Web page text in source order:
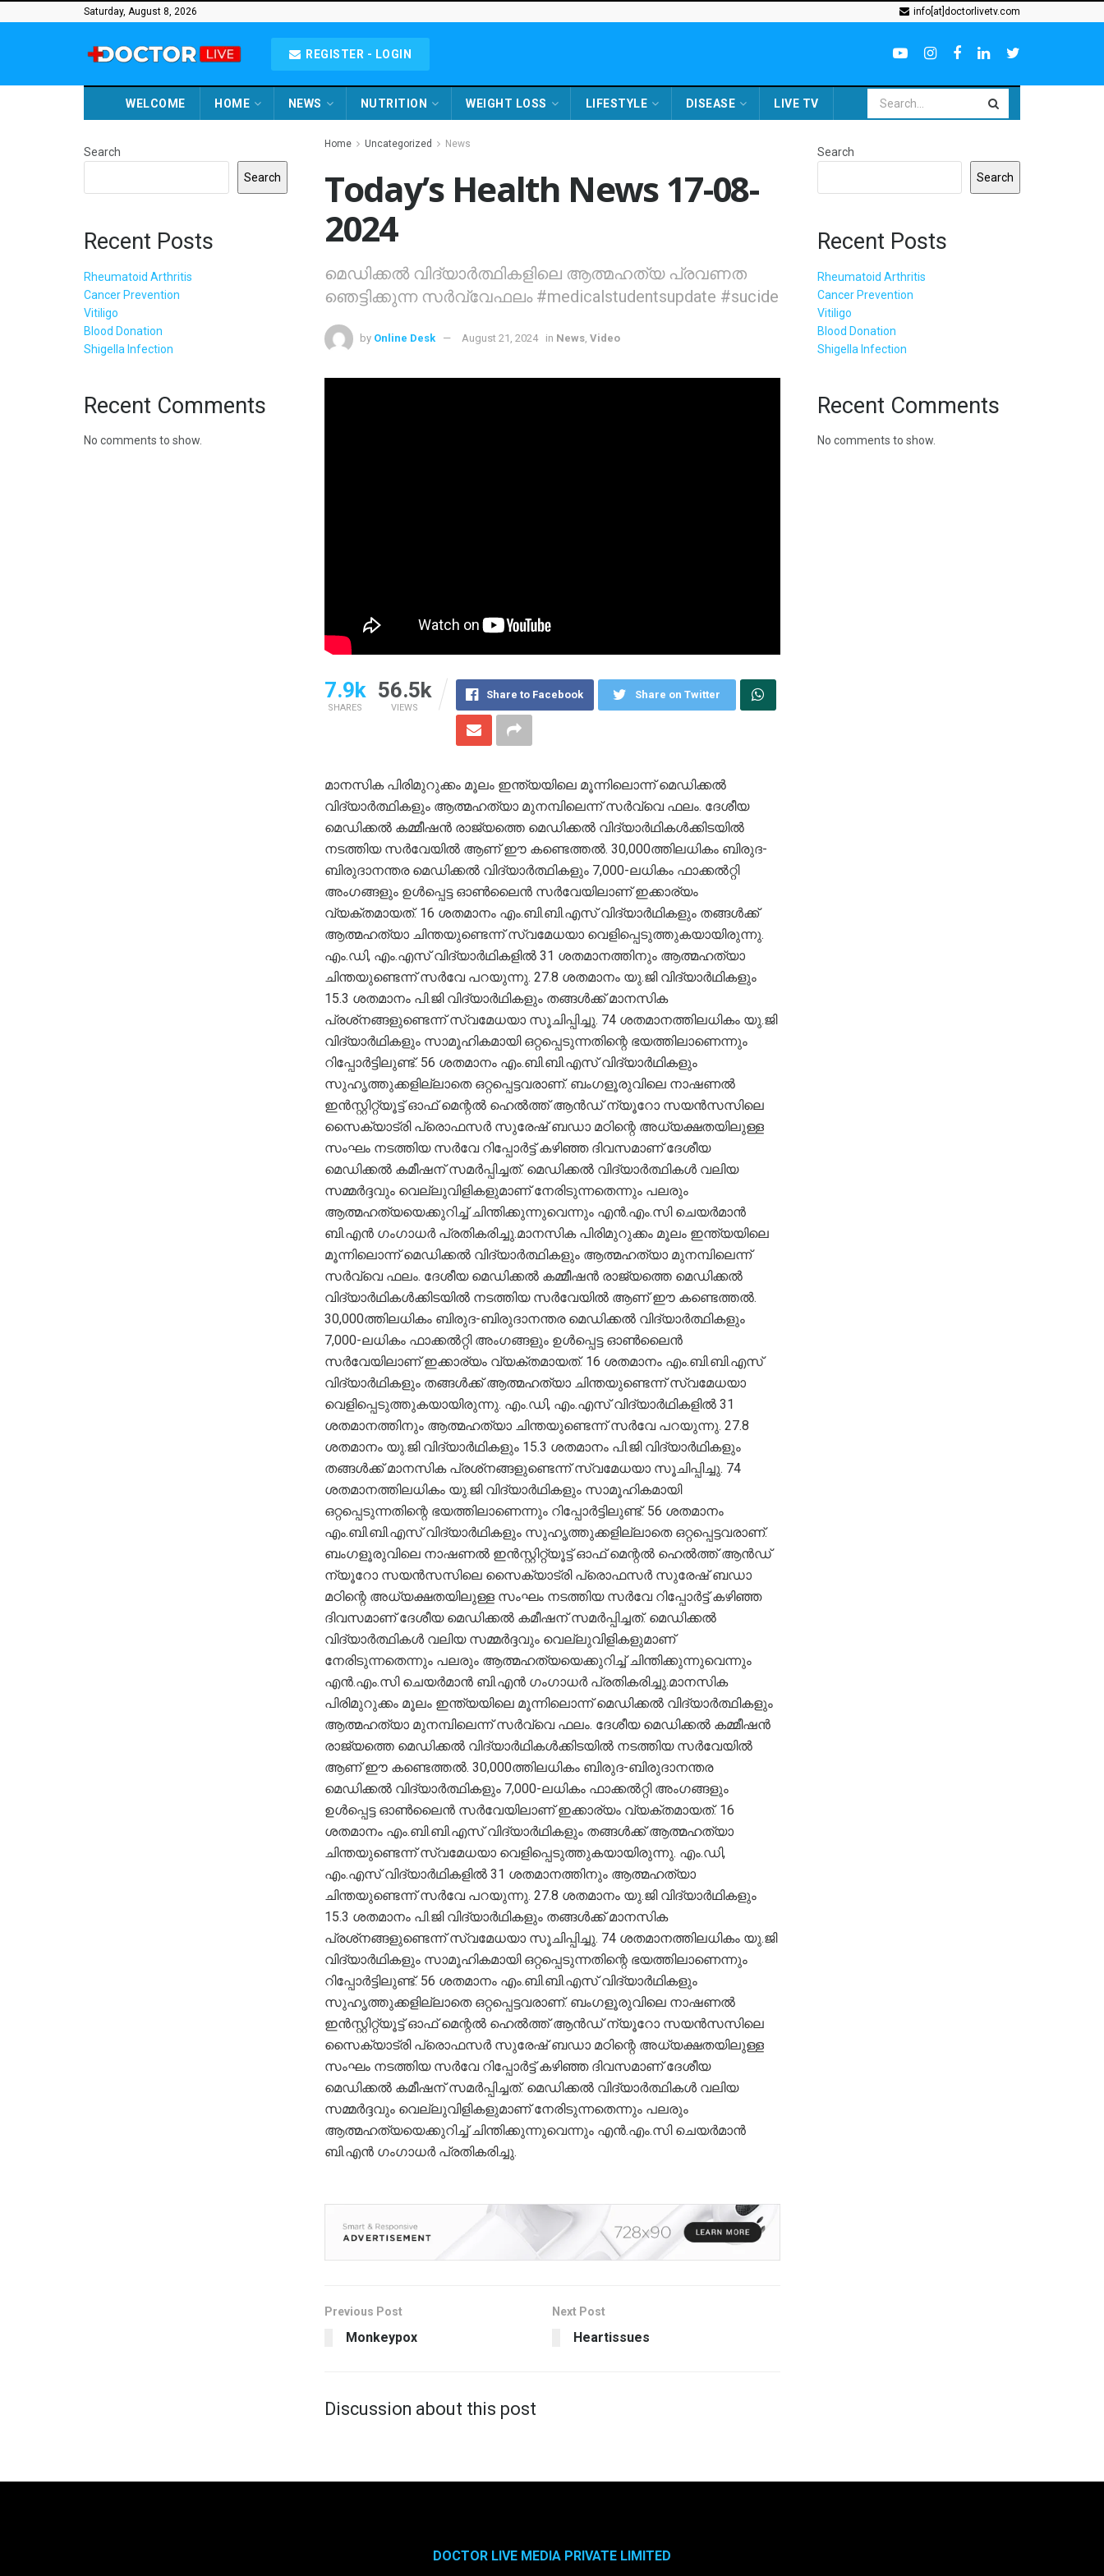
Saturday, August 8, 2026 info[at]doctorlivetv.com
REGISTER - LOGIN
WELCOME HOME NEWS NUTRITION WEIGHT LOSS LIFESTYLE DISEASE LIVE TV
Home Uncategorized News
Today’s Health News 17-08-
2024
മെഡിക്കൽ വിദ്യാർത്ഥികളിലെ ആത്മഹത്യ പ്രവണത
ഞെട്ടിക്കുന്ന സർവ്വേഫലം #medicalstudentsupdate #sucide
by Online Desk August 21, 2024 in News, Video
7.9k
SHARES
56.5k
VIEWS
Share to Facebook Share on Twitter
മാനസിക പിരിമുറുക്കം മൂലം ഇന്ത്യയിലെ മൂന്നിലൊന്ന് മെഡിക്കൽ
വിദ്യാർത്ഥികളും ആത്മഹത്യാ മുനമ്പിലെന്ന് സർവ്വെ ഫലം. ദേശീയ
മെഡിക്കൽ കമ്മീഷൻ രാജ്യത്തെ മെഡിക്കൽ വിദ്യാർഥികൾക്കിടയിൽ
നടത്തിയ സർവേയിൽ ആണ് ഈ കണ്ടെത്തൽ. 30,000ത്തിലധികം ബിരുദ-
ബിരുദാനന്തര മെഡിക്കൽ വിദ്യാർത്ഥികളും 7,000-ലധികം ഫാക്കൽറ്റി
അംഗങ്ങളും ഉൾപ്പെട്ട ഓൺലൈൻ സർവേയിലാണ് ഇക്കാര്യം
വ്യക്തമായത്. 16 ശതമാനം എം.ബി.ബി.എസ് വിദ്യാർഥികളും തങ്ങൾക്ക്
ആത്മഹത്യാ ചിന്തയുണ്ടെന്ന് സ്വമേധയാ വെളിപ്പെടുത്തുകയായിരുന്നു.
എം.ഡി, എം.എസ് വിദ്യാർഥികളിൽ 31 ശതമാനത്തിനും ആത്മഹത്യാ
ചിന്തയുണ്ടെന്ന് സർവേ പറയുന്നു. 27.8 ശതമാനം യു.ജി വിദ്യാർഥികളും
15.3 ശതമാനം പി.ജി വിദ്യാർഥികളും തങ്ങൾക്ക് മാനസിക
പ്രശ്‌നങ്ങളുണ്ടെന്ന് സ്വമേധയാ സൂചിപ്പിച്ചു. 74 ശതമാനത്തിലധികം യു.ജി
വിദ്യാർഥികളും സാമൂഹികമായി ഒറ്റപ്പെടുന്നതിന്റെ ഭയത്തിലാണെന്നും
റിപ്പോർട്ടിലുണ്ട്. 56 ശതമാനം എം.ബി.ബി.എസ് വിദ്യാർഥികളും
സുഹൃത്തുക്കളില്ലാതെ ഒറ്റപ്പെട്ടവരാണ്. ബംഗളൂരുവിലെ നാഷണൽ
ഇൻസ്റ്റിറ്റ്യൂട്ട് ഓഫ് മെന്റൽ ഹെൽത്ത് ആൻഡ് ന്യൂറോ സയൻസസിലെ
സൈക്യാട്രി പ്രൊഫസർ സുരേഷ് ബഡാ മഠിന്റെ അധ്യക്ഷതയിലുള്ള
സംഘം നടത്തിയ സർവേ റിപ്പോർട്ട് കഴിഞ്ഞ ദിവസമാണ് ദേശീയ
മെഡിക്കൽ കമീഷന് സമർപ്പിച്ചത്. മെഡിക്കൽ വിദ്യാർത്ഥികൾ വലിയ
സമ്മർദ്ദവും വെല്ലുവിളികളുമാണ് നേരിടുന്നതെന്നും പലരും
ആത്മഹത്യയെക്കുറിച്ച് ചിന്തിക്കുന്നുവെന്നും എൻ.എം.സി ചെയർമാൻ
ബി.എൻ ഗംഗാധർ പ്രതികരിച്ചു.മാനസിക പിരിമുറുക്കം മൂലം ഇന്ത്യയിലെ
മൂന്നിലൊന്ന് മെഡിക്കൽ വിദ്യാർത്ഥികളും ആത്മഹത്യാ മുനമ്പിലെന്ന്
സർവ്വെ ഫലം. ദേശീയ മെഡിക്കൽ കമ്മീഷൻ രാജ്യത്തെ മെഡിക്കൽ
വിദ്യാർഥികൾക്കിടയിൽ നടത്തിയ സർവേയിൽ ആണ് ഈ കണ്ടെത്തൽ.
30,000ത്തിലധികം ബിരുദ-ബിരുദാനന്തര മെഡിക്കൽ വിദ്യാർത്ഥികളും
7,000-ലധികം ഫാക്കൽറ്റി അംഗങ്ങളും ഉൾപ്പെട്ട ഓൺലൈൻ
സർവേയിലാണ് ഇക്കാര്യം വ്യക്തമായത്. 16 ശതമാനം എം.ബി.ബി.എസ്
വിദ്യാർഥികളും തങ്ങൾക്ക് ആത്മഹത്യാ ചിന്തയുണ്ടെന്ന് സ്വമേധയാ
വെളിപ്പെടുത്തുകയായിരുന്നു. എം.ഡി, എം.എസ് വിദ്യാർഥികളിൽ 31
ശതമാനത്തിനും ആത്മഹത്യാ ചിന്തയുണ്ടെന്ന് സർവേ പറയുന്നു. 27.8
ശതമാനം യു.ജി വിദ്യാർഥികളും 15.3 ശതമാനം പി.ജി വിദ്യാർഥികളും
തങ്ങൾക്ക് മാനസിക പ്രശ്‌നങ്ങളുണ്ടെന്ന് സ്വമേധയാ സൂചിപ്പിച്ചു. 74
ശതമാനത്തിലധികം യു.ജി വിദ്യാർഥികളും സാമൂഹികമായി
ഒറ്റപ്പെടുന്നതിന്റെ ഭയത്തിലാണെന്നും റിപ്പോർട്ടിലുണ്ട്. 56 ശതമാനം
എം.ബി.ബി.എസ് വിദ്യാർഥികളും സുഹൃത്തുക്കളില്ലാതെ ഒറ്റപ്പെട്ടവരാണ്.
ബംഗളൂരുവിലെ നാഷണൽ ഇൻസ്റ്റിറ്റ്യൂട്ട് ഓഫ് മെന്റൽ ഹെൽത്ത് ആൻഡ്
ന്യൂറോ സയൻസസിലെ സൈക്യാട്രി പ്രൊഫസർ സുരേഷ് ബഡാ
മഠിന്റെ അധ്യക്ഷതയിലുള്ള സംഘം നടത്തിയ സർവേ റിപ്പോർട്ട് കഴിഞ്ഞ
ദിവസമാണ് ദേശീയ മെഡിക്കൽ കമീഷന് സമർപ്പിച്ചത്. മെഡിക്കൽ
വിദ്യാർത്ഥികൾ വലിയ സമ്മർദ്ദവും വെല്ലുവിളികളുമാണ്
നേരിടുന്നതെന്നും പലരും ആത്മഹത്യയെക്കുറിച്ച് ചിന്തിക്കുന്നുവെന്നും
എൻ.എം.സി ചെയർമാൻ ബി.എൻ ഗംഗാധർ പ്രതികരിച്ചു.മാനസിക
പിരിമുറുക്കം മൂലം ഇന്ത്യയിലെ മൂന്നിലൊന്ന് മെഡിക്കൽ വിദ്യാർത്ഥികളും
ആത്മഹത്യാ മുനമ്പിലെന്ന് സർവ്വെ ഫലം. ദേശീയ മെഡിക്കൽ കമ്മീഷൻ
രാജ്യത്തെ മെഡിക്കൽ വിദ്യാർഥികൾക്കിടയിൽ നടത്തിയ സർവേയിൽ
ആണ് ഈ കണ്ടെത്തൽ. 30,000ത്തിലധികം ബിരുദ-ബിരുദാനന്തര
മെഡിക്കൽ വിദ്യാർത്ഥികളും 7,000-ലധികം ഫാക്കൽറ്റി അംഗങ്ങളും
ഉൾപ്പെട്ട ഓൺലൈൻ സർവേയിലാണ് ഇക്കാര്യം വ്യക്തമായത്. 16
ശതമാനം എം.ബി.ബി.എസ് വിദ്യാർഥികളും തങ്ങൾക്ക് ആത്മഹത്യാ
ചിന്തയുണ്ടെന്ന് സ്വമേധയാ വെളിപ്പെടുത്തുകയായിരുന്നു. എം.ഡി,
എം.എസ് വിദ്യാർഥികളിൽ 31 ശതമാനത്തിനും ആത്മഹത്യാ
ചിന്തയുണ്ടെന്ന് സർവേ പറയുന്നു. 27.8 ശതമാനം യു.ജി വിദ്യാർഥികളും
15.3 ശതമാനം പി.ജി വിദ്യാർഥികളും തങ്ങൾക്ക് മാനസിക
പ്രശ്‌നങ്ങളുണ്ടെന്ന് സ്വമേധയാ സൂചിപ്പിച്ചു. 74 ശതമാനത്തിലധികം യു.ജി
വിദ്യാർഥികളും സാമൂഹികമായി ഒറ്റപ്പെടുന്നതിന്റെ ഭയത്തിലാണെന്നും
റിപ്പോർട്ടിലുണ്ട്. 56 ശതമാനം എം.ബി.ബി.എസ് വിദ്യാർഥികളും
സുഹൃത്തുക്കളില്ലാതെ ഒറ്റപ്പെട്ടവരാണ്. ബംഗളൂരുവിലെ നാഷണൽ
ഇൻസ്റ്റിറ്റ്യൂട്ട് ഓഫ് മെന്റൽ ഹെൽത്ത് ആൻഡ് ന്യൂറോ സയൻസസിലെ
സൈക്യാട്രി പ്രൊഫസർ സുരേഷ് ബഡാ മഠിന്റെ അധ്യക്ഷതയിലുള്ള
സംഘം നടത്തിയ സർവേ റിപ്പോർട്ട് കഴിഞ്ഞ ദിവസമാണ് ദേശീയ
മെഡിക്കൽ കമീഷന് സമർപ്പിച്ചത്. മെഡിക്കൽ വിദ്യാർത്ഥികൾ വലിയ
സമ്മർദ്ദവും വെല്ലുവിളികളുമാണ് നേരിടുന്നതെന്നും പലരും
ആത്മഹത്യയെക്കുറിച്ച് ചിന്തിക്കുന്നുവെന്നും എൻ.എം.സി ചെയർമാൻ
ബി.എൻ ഗംഗാധർ പ്രതികരിച്ചു.
Previous Post
Monkeypox
Next Post
Heartissues
Discussion about this post
Search
Search
Recent Posts
Rheumatoid Arthritis
Cancer Prevention
Vitiligo
Blood Donation
Shigella Infection
Recent Comments
No comments to show.
Search
Search
Recent Posts
Rheumatoid Arthritis
Cancer Prevention
Vitiligo
Blood Donation
Shigella Infection
Recent Comments
No comments to show.
DOCTOR LIVE MEDIA PRIVATE LIMITED